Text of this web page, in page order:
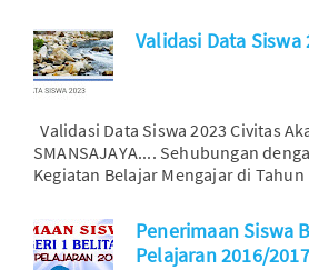
Validasi Data Siswa
Validasi Data Siswa 2023 Civitas
SMANSAJAYA.... Sehubungan
Kegiatan Belajar Mengajar di Tahun
Penerimaan Siswa
Pelajaran 2016/2017